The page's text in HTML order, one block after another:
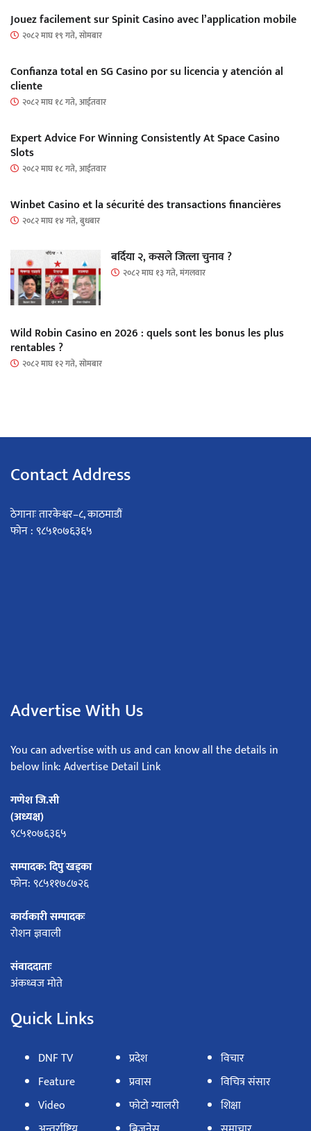
Jouez facilement sur Spinit Casino avec l’application mobile
२०८२ माघ १९ गते, सोमबार
Confianza total en SG Casino por su licencia y atención al
cliente
२०८२ माघ १८ गते, आईतवार
Expert Advice For Winning Consistently At Space Casino
Slots
२०८२ माघ १८ गते, आईतवार
Winbet Casino et la sécurité des transactions financières
२०८२ माघ १४ गते, बुधबार
बर्दिया २, कसले जित्ला चुनाव ?
२०८२ माघ १३ गते, मंगलवार
Wild Robin Casino en 2026 : quels sont les bonus les plus
rentables ?
२०८२ माघ १२ गते, सोमबार
Contact Address
ठेगानाः तारकेश्वर–८, काठमाडौं
फोन : ९८५१०७६३६५
Advertise With Us
You can advertise with us and can know all the details in
below link: Advertise Detail Link
गणेश जि.सी
(अध्यक्ष)
९८५१०७६३६५
सम्पादक: दिपु खड्का
फोन: ९८५११७८७२६
कार्यकारी सम्पादकः
रोशन ज्ञवाली
संवाददाताः
अंकध्वज मोते
Quick Links
DNF TV
Feature
Video
प्रदेश
प्रवास
फोटो ग्यालरी
विचार
विचित्र संसार
शिक्षा